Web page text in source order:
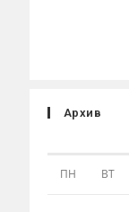
Архив
ПН ВТ